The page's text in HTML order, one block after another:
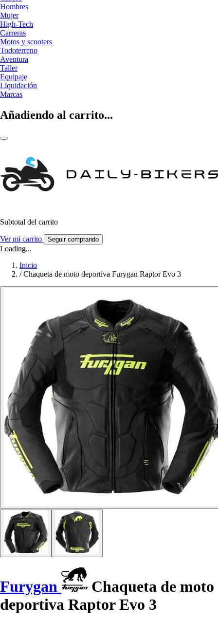
Hombres
Mujer
High-Tech
Carreras
Motos y scooters
Todoterreno
Aventura
Taller
Equipaje
Liquidación
Marcas
Añadiendo al carrito...
Subtotal del carrito
Ver mi carrito Seguir comprando
Loading...
Inicio
/ Chaqueta de moto deportiva Furygan Raptor Evo 3
Furygan
Chaqueta de moto
deportiva Raptor Evo 3